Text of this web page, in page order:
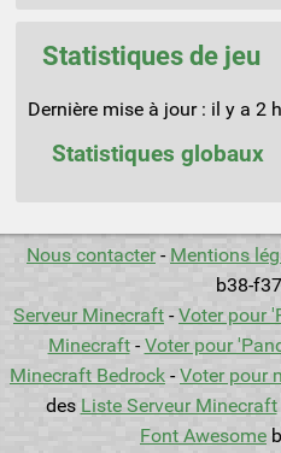
Statistiques de jeu
Dernière mise à jour : il y a 2
Statistiques globaux
Nous contacter- Mentions
b38-
Serveur Minecraft -Voter pour
Minecraft-Voter pour
Minecraft Bedrock -Voter pour
des Liste Serveur Minecraft
Font Awesome